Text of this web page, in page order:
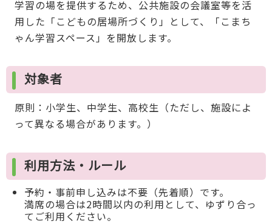
学習の場を提供するため、公共施設の会議室等を活
用した「こどもの居場所づくり」として、「こまち
ゃん学習スペース」を開放します。
対象者
原則：小学生、中学生、高校生（ただし、施設によ
って異なる場合があります。）
利用方法・ルール
予約・事前申し込みは不要（先着順）です。
満席の場合は2時間以内の利用として、ゆずり合っ
てご利用ください。